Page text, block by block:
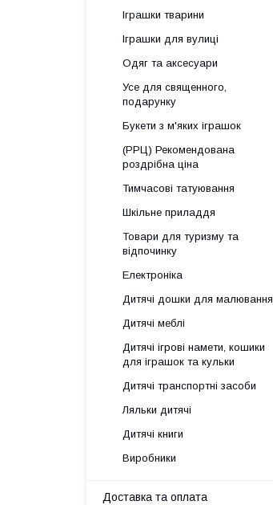
Іграшки тварини
Іграшки для вулиці
Одяг та аксесуари
Усе для священного,
подарунку
Букети з м'яких іграшок
(РРЦ) Рекомендована
роздрібна ціна
Тимчасові татуювання
Шкільне приладдя
Товари для туризму та
відпочинку
Електроніка
Дитячі дошки для малювання
Дитячі меблі
Дитячі ігрові намети, кошики
для іграшок та кульки
Дитячі транспортні засоби
Ляльки дитячі
Дитячі книги
Виробники
Доставка та оплата